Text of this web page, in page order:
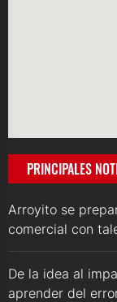
PRINCIPALES
Arroyito se
comercial con
De la idea al
aprender del